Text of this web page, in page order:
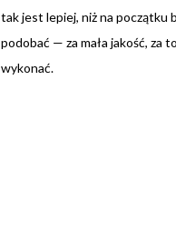
tak jest lepiej, niż na początku
podobać — za mała jakość, za
wykonać.